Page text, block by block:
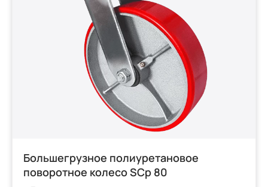
Большегрузное полиуретановое
поворотное колесо SCp 80